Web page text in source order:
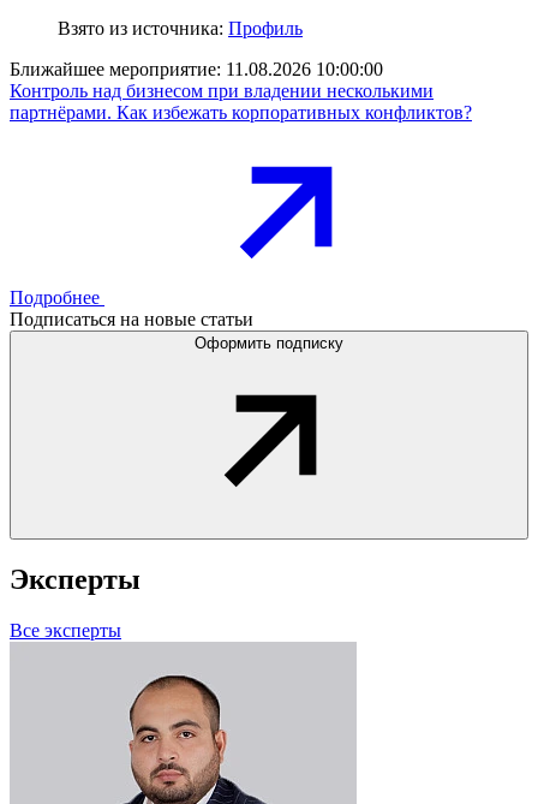
Взято из источника: Профиль
Ближайшее мероприятие: 11.08.2026 10:00:00
Контроль над бизнесом при владении несколькими
партнёрами. Как избежать корпоративных конфликтов?
Подробнее
Подписаться на новые статьи
Оформить подписку
Эксперты
Все эксперты